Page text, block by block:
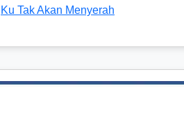
Ku Tak Akan Menyerah